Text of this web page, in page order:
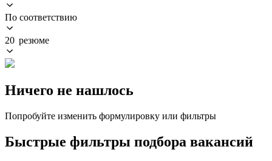
По соответствию
20 резюме
Ничего не нашлось
Попробуйте изменить формулировку или фильтры
Быстрые фильтры подбора вакансий